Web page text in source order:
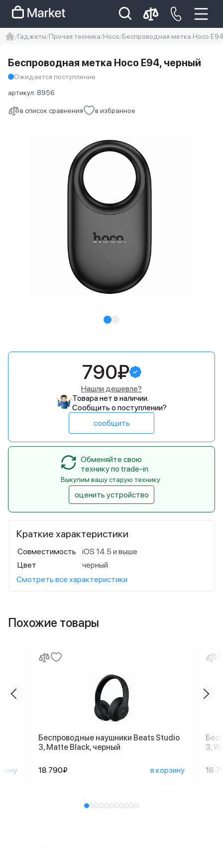
Iphone 14 pro max
айфон 14
Гаджеты Прочая техника Hoco Беспроводная метка Hoco
в список сравнения в избранное
Беспроводная метка Hoco E94, черный
Ожидается поступление
артикул: 8956
Краткие характеристики
Совместимость
iOS 14.5 и выше
Цвет
черный
Смотреть все характеристики
790₽
Нашли дешевле?
Товара нет в наличии.
Сообщить о поступлении?
сообщить
Обменяйте свою
технику по trade-in
Выкупим вашу старую технику
оценить устройство
Похожие товары
Беспроводные наушники Beats Studio
3, Matte Black, черный
18 790₽ в корзину
3,
18